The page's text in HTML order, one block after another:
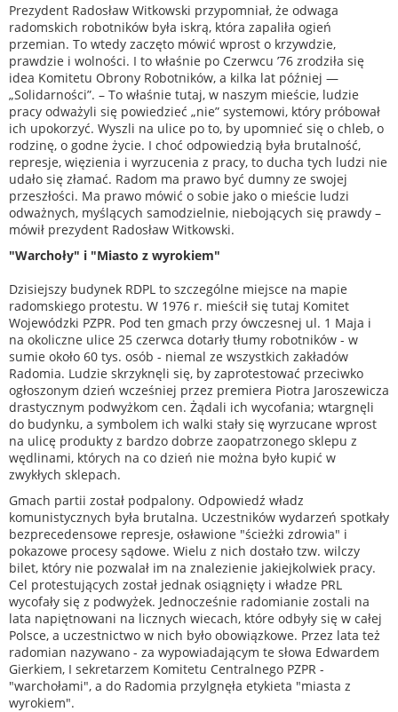
Prezydent Radosław Witkowski przypomniał, że odwaga
radomskich robotników była iskrą, która zapaliła ogień
przemian. To wtedy zaczęto mówić wprost o krzywdzie,
prawdzie i wolności. I to właśnie po Czerwcu ’76 zrodziła się
idea Komitetu Obrony Robotników, a kilka lat później —
„Solidarności”. – To właśnie tutaj, w naszym mieście, ludzie
pracy odważyli się powiedzieć „nie” systemowi, który próbował
ich upokorzyć. Wyszli na ulice po to, by upomnieć się o chleb, o
rodzinę, o godne życie. I choć odpowiedzią była brutalność,
represje, więzienia i wyrzucenia z pracy, to ducha tych ludzi nie
udało się złamać. Radom ma prawo być dumny ze swojej
przeszłości. Ma prawo mówić o sobie jako o mieście ludzi
odważnych, myślących samodzielnie, niebojących się prawdy –
mówił prezydent Radosław Witkowski.
"Warchoły" i "Miasto z wyrokiem"
Dzisiejszy budynek RDPL to szczególne miejsce na mapie
radomskiego protestu. W 1976 r. mieścił się tutaj Komitet
Wojewódzki PZPR. Pod ten gmach przy ówczesnej ul. 1 Maja i
na okoliczne ulice 25 czerwca dotarły tłumy robotników - w
sumie około 60 tys. osób - niemal ze wszystkich zakładów
Radomia. Ludzie skrzyknęli się, by zaprotestować przeciwko
ogłoszonym dzień wcześniej przez premiera Piotra Jaroszewicza
drastycznym podwyżkom cen. Żądali ich wycofania; wtargnęli
do budynku, a symbolem ich walki stały się wyrzucane wprost
na ulicę produkty z bardzo dobrze zaopatrzonego sklepu z
wędlinami, których na co dzień nie można było kupić w
zwykłych sklepach.
Gmach partii został podpalony. Odpowiedź władz
komunistycznych była brutalna. Uczestników wydarzeń spotkały
bezprecedensowe represje, osławione "ścieżki zdrowia" i
pokazowe procesy sądowe. Wielu z nich dostało tzw. wilczy
bilet, który nie pozwalał im na znalezienie jakiejkolwiek pracy.
Cel protestujących został jednak osiągnięty i władze PRL
wycofały się z podwyżek. Jednocześnie radomianie zostali na
lata napiętnowani na licznych wiecach, które odbyły się w całej
Polsce, a uczestnictwo w nich było obowiązkowe. Przez lata też
radomian nazywano - za wypowiadającym te słowa Edwardem
Gierkiem, I sekretarzem Komitetu Centralnego PZPR -
"warchołami", a do Radomia przylgnęła etykieta "miasta z
wyrokiem".